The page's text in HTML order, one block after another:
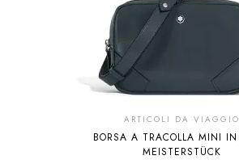
ARTICOLI DA VIAGGIO
BORSA A TRACOLLA MINI IN
MEISTERSTÜCK